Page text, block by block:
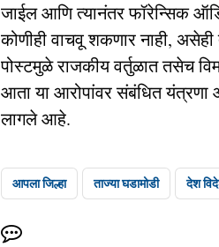
जाईल आणि त्यानंतर फॉरेन्सिक
कोणीही वाचवू शकणार नाही, असेही
पोस्टमुळे राजकीय वर्तुळात तसेच
आता या आरोपांवर संबंधित यंत्रणा
लागले आहे.
आपला जिल्हा ताज्या घडामोडी देश